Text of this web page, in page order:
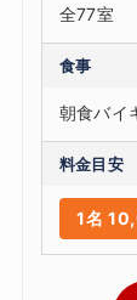
全77室
食事
朝食バイ
料金目安
1名